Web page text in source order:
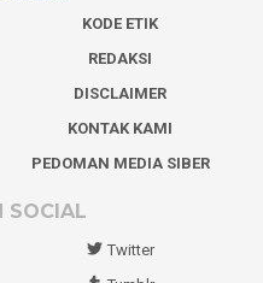
KODE ETIK
REDAKSI
DISCLAIMER
KONTAK KAMI
PEDOMAN MEDIA SIBER
SOCIAL
Twitter